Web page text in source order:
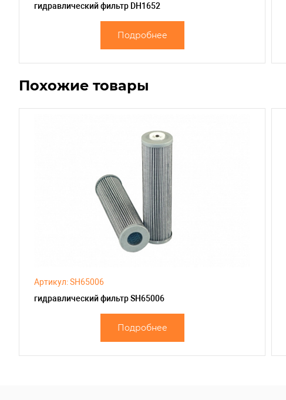
гидравлический фильтр DH1652
Подробнее
Похожие товары
Артикул: SH65006
гидравлический фильтр SH65006
Подробнее